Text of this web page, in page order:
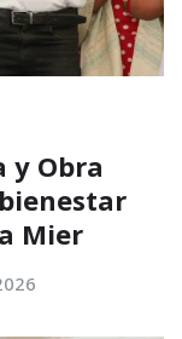
Obra
Mier